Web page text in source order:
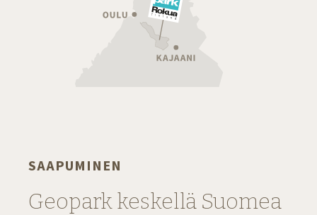
SAAPUMINEN
Geopark keskellä Suomea